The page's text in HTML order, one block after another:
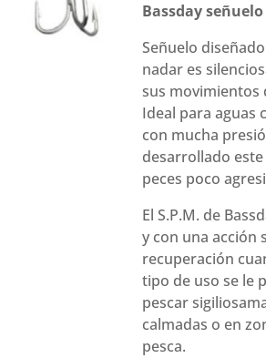
Sinking
(110
mm
19.5
g)
cantidad
Bassday
Señuelo
nadar es
sus movimientos
Ideal para aguas
con mucha
desarrollado
peces poco
El S.P.M. de
y con una acción
recuperación
tipo de uso se le
pescar
calmadas o en
pesca.